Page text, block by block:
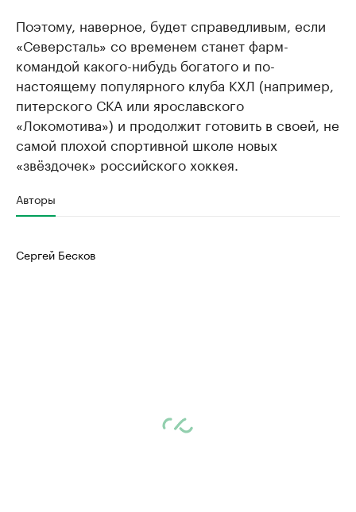
Поэтому, наверное, будет справедливым, если
«Северсталь» со временем станет фарм-
командой какого-нибудь богатого и по-
настоящему популярного клуба КХЛ (например,
питерского СКА или ярославского
«Локомотива») и продолжит готовить в своей, не
самой плохой спортивной школе новых
«звёздочек» российского хоккея.
Авторы
Сергей Бесков